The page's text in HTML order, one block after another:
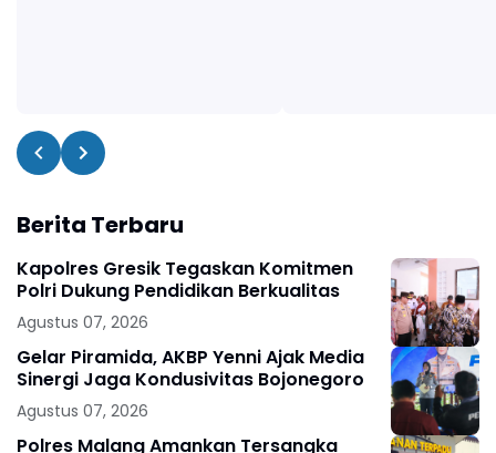
Berita Terbaru
Kapolres Gresik Tegaskan Komitmen
Polri Dukung Pendidikan Berkualitas
Agustus 07, 2026
Gelar Piramida, AKBP Yenni Ajak Media
Sinergi Jaga Kondusivitas Bojonegoro
Agustus 07, 2026
Polres Malang Amankan Tersangka